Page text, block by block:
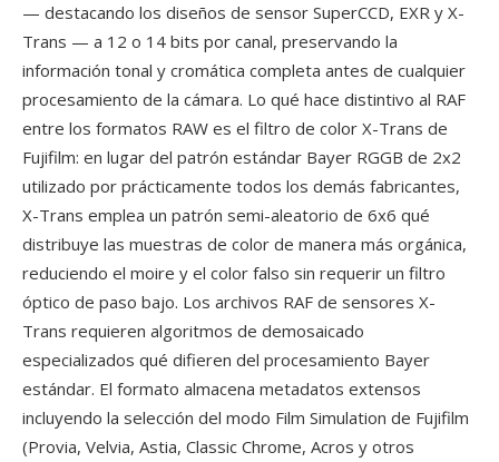
— destacando los diseños de sensor SuperCCD, EXR y X-
Trans — a 12 o 14 bits por canal, preservando la
información tonal y cromática completa antes de cualquier
procesamiento de la cámara. Lo qué hace distintivo al RAF
entre los formatos RAW es el filtro de color X-Trans de
Fujifilm: en lugar del patrón estándar Bayer RGGB de 2x2
utilizado por prácticamente todos los demás fabricantes,
X-Trans emplea un patrón semi-aleatorio de 6x6 qué
distribuye las muestras de color de manera más orgánica,
reduciendo el moire y el color falso sin requerir un filtro
óptico de paso bajo. Los archivos RAF de sensores X-
Trans requieren algoritmos de demosaicado
especializados qué difieren del procesamiento Bayer
estándar. El formato almacena metadatos extensos
incluyendo la selección del modo Film Simulation de Fujifilm
(Provia, Velvia, Astia, Classic Chrome, Acros y otros